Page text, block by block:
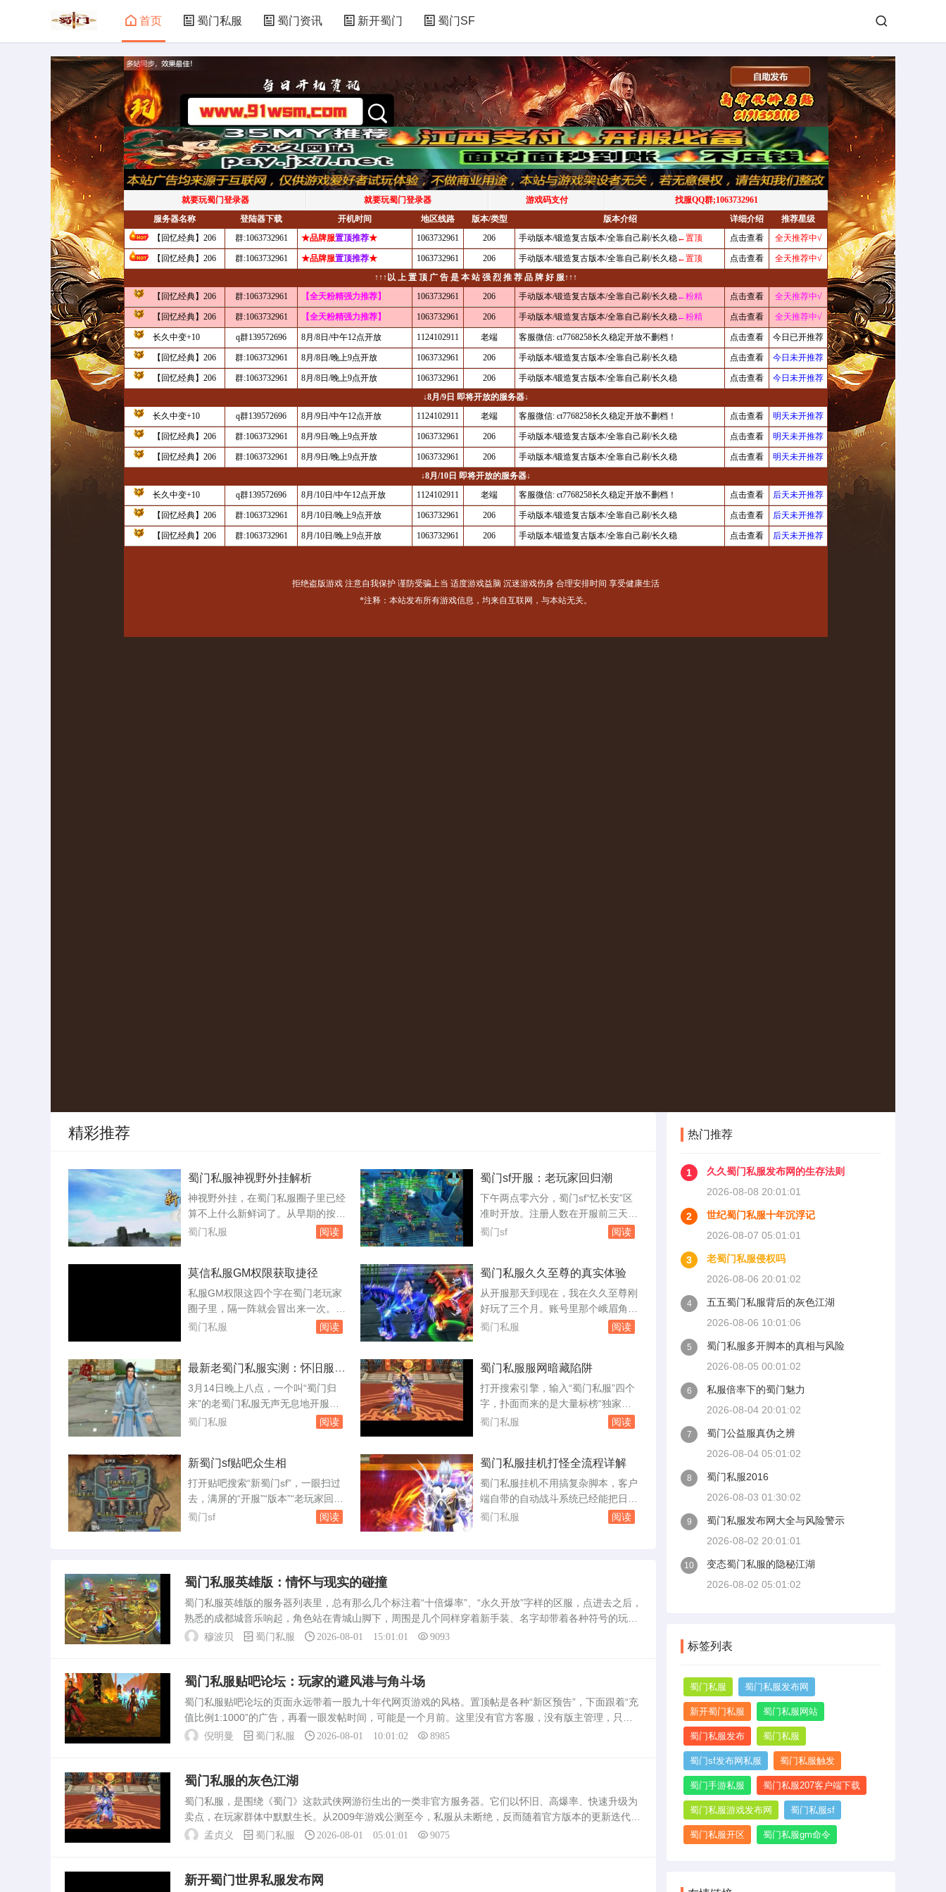
首页 蜀门私服 蜀门资讯 新开蜀门 蜀门SF
精彩推荐
蜀门私服神视野外挂解析
神视野外挂，在蜀门私服圈子里已经
算不上什么新鲜词了。从早期的按键
精灵模拟鼠标拖拽地图，到如今直接
频率几乎同步。只要还有人架设私
服，就有工作室和散人玩家想方设法
搞到这种视野增强工具，哪怕官方服
务器封了一批又一批，私服里照样流
蜀门私服 阅读
蜀门sf开服：老玩家回归潮
下午两点零六分，蜀门sf“忆长安”区
准时开放。注册人数在开服前三天就
突破了八千，但真正让运营团队意外
喊“进不去”，有人则庆幸自己提前半
小时挂在了登录界面。服务器里，成
都城门口早已密密麻麻站满了拿新手
剑的玩家，木桩旁刷出金色伤害数字
蜀门sf 阅读
莫信私服GM权限获取捷径
私服GM权限这四个字在蜀门老玩家
圈子里，隔一阵就会冒出来一次。有
人发帖卖教程，有人晒后台截图，还
人动心，想去欺负一下私服，给自己
刷点装备或者变态属性。但冷静下来
看，所谓获取GM权限的路子，十有
八九是骗局，剩下那一点，踩进去就
蜀门私服 阅读
蜀门私服久久至尊的真实体验
从开服那天到现在，我在久久至尊刚
好玩了三个月。账号里那个峨眉角色
停在九十三级，装备是周六早上从世
这个服，是因为朋友去年十月就进去
了，他当时截图给我看，晚上八点成
都城摆摊的玩家把路堵得严严实实，
飞剑坐骑的光效几乎盖住了地面。这
蜀门私服 阅读
最新老蜀门私服实测：怀旧服还
能撑多久
3月14日晚上八点，一个叫“蜀门归
来”的老蜀门私服无声无息地开服
了。没有官网公告，没有广告推送，
已经排了三百多人的队。这个数字差
点让我以为回到了2010年。玩了一
周，我把它当成一个活样本，想看看
这款快二十年的游戏，换了私服运营
蜀门私服 阅读
蜀门私服服网暗藏陷阱
打开搜索引擎，输入“蜀门私服”四个
字，扑面而来的是大量标榜“独家版
本”“无限元宝”“上线满级”的网站。这
它们便是蜀门私服服网，一个游走在
法律灰色地带的产业。许多玩家在这
里不仅没体验到游戏乐趣，反而掉了
账号，丢了钱财。私服的架设并不复
蜀门私服 阅读
新蜀门sf贴吧众生相
打开贴吧搜索“新蜀门sf”，一眼扫过
去，满屏的“开服”“版本”“老玩家回
归”。这个吧不长不短的存在了七
进来又搬走，地板踩得凹凸不平，但
灯火始终亮着。吧里最常见的一种帖
子，是“新人求助”。发帖的人多半从
官网...
蜀门sf 阅读
蜀门私服挂机打怪全流程详解
蜀门私服挂机不用搞复杂脚本，客户
端自带的自动战斗系统已经能把日常
刷怪覆盖到位。你只要把战斗方案调
招放在最前头，起手用短冷却的单体
或者小群攻，...
蜀门私服 阅读
蜀门私服英雄版：情怀与现实的碰撞
蜀门私服英雄版的服务器列表里，总有那么几个标注着“十倍爆率”、“永久开放”字样的区服，点进去之后，
熟悉的成都城音乐响起，角色站在青城山脚下，周围是几个同样穿着新手装、名字却带着各种符号的玩
家。这个画面，几乎就是蜀门私服英雄版最典型的日常。蜀门私服英雄版并非官方运营，而是基于2009年
穆波贝 蜀门私服 2026-08-01 15:01:01 9093
蜀门私服贴吧论坛：玩家的避风港与角斗场
蜀门私服贴吧论坛的页面永远带着一股九十年代网页游戏的风格。置顶帖是各种“新区预告”，下面跟着“充
值比例1:1000”的广告，再看一眼发帖时间，可能是一个月前。这里没有官方客服，没有版主管理，只有
一群不肯离开《蜀门》的老玩家，以及盯着他们钱包的私服架设者。《蜀门》官方游戏从2009年到现在已
倪明曼 蜀门私服 2026-08-01 10:01:02 8985
蜀门私服的灰色江湖
蜀门私服，是围绕《蜀门》这款武侠网游衍生出的一类非官方服务器。它们以怀旧、高爆率、快速升级为
卖点，在玩家群体中默默生长。从2009年游戏公测至今，私服从未断绝，反而随着官方版本的更新迭代而
愈发活跃。这些服务器大多由技术团队或个人架设，使用泄露或破解的客户端与服务端代码，在官方服务
孟贞义 蜀门私服 2026-08-01 05:01:01 9075
新开蜀门世界私服发布网
热门推荐
1
久久蜀门私服发布网的生存法则
2026-08-08 20:01:01
2
世纪蜀门私服十年沉浮记
2026-08-07 05:01:01
3
老蜀门私服侵权吗
2026-08-06 20:01:02
4
五五蜀门私服背后的灰色江湖
2026-08-06 10:01:06
5
蜀门私服多开脚本的真相与风险
2026-08-05 00:01:02
6
私服倍率下的蜀门魅力
2026-08-04 20:01:02
7
蜀门公益服真伪之辨
2026-08-04 05:01:02
8
蜀门私服2016
2026-08-03 01:30:02
9
蜀门私服发布网大全与风险警示
2026-08-02 20:01:01
10
变态蜀门私服的隐秘江湖
2026-08-02 05:01:02
标签列表
蜀门私服 蜀门私服发布网
新开蜀门私服 蜀门私服网站
蜀门私服发布 蜀门私服
蜀门sf发布网私服 蜀门私服触发
蜀门手游私服 蜀门私服207客户端下载
蜀门私服游戏发布网 蜀门私服sf
蜀门私服开区 蜀门私服gm命令